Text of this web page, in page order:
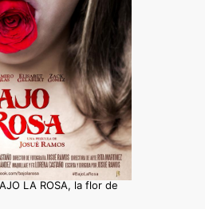
LA ROSA, la flor de